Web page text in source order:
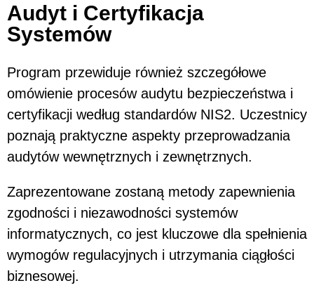
Audyt i Certyfikacja
Systemów
Program przewiduje również szczegółowe
omówienie procesów audytu bezpieczeństwa i
certyfikacji według standardów NIS2. Uczestnicy
poznają praktyczne aspekty przeprowadzania
audytów wewnętrznych i zewnętrznych.
Zaprezentowane zostaną metody zapewnienia
zgodności i niezawodności systemów
informatycznych, co jest kluczowe dla spełnienia
wymogów regulacyjnych i utrzymania ciągłości
biznesowej.